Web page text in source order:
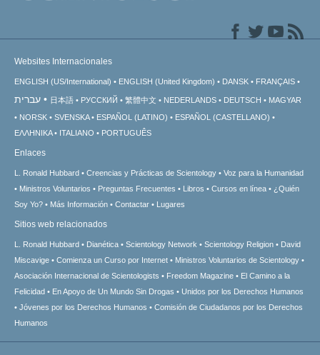
Websites Internacionales
ENGLISH (US/International) ENGLISH (United Kingdom) DANSK FRANÇAIS
עברית 日本語 РУССКИЙ 繁體中文 NEDERLANDS DEUTSCH
MAGYAR
NORSK
SVENSKA ESPAÑOL (LATINO)
ESPAÑOL (CASTELLANO)
ΕΛΛΗΝΙΚA
ITALIANO PORTUGUÊS
Enlaces
L. Ronald Hubbard Creencias y Prácticas de Scientology
Voz para la Humanidad
Ministros Voluntarios
Preguntas Frecuentes Libros Cursos en línea
¿Quién
Soy Yo?
Más Información Contactar Lugares
Sitios web relacionados
L. Ronald Hubbard Dianética Scientology Network Scientology Religion
David
Miscavige
Comienza un Curso por Internet
Ministros Voluntarios de Scientology
Asociación Internacional de Scientologists
Freedom Magazine
El Camino a la
Felicidad
En Apoyo de Un Mundo Sin Drogas
Unidos por los Derechos Humanos
Jóvenes por los Derechos Humanos
Comisión de Ciudadanos por los Derechos
Humanos